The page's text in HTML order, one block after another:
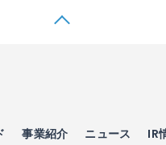
事業紹介 ニュース IR